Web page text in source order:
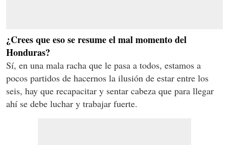
¿Crees que eso se resume el mal momento del
Honduras?
Sí, en una mala racha que le pasa a todos, estamos a
pocos partidos de hacernos la ilusión de estar entre los
seis, hay que recapacitar y sentar cabeza que para llegar
ahí se debe luchar y trabajar fuerte.